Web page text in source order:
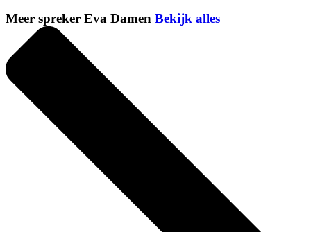
Meer spreker Eva Damen Bekijk alles